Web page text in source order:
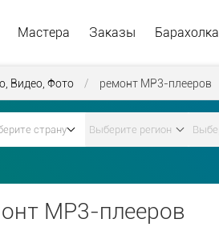
Мастера Заказы Барахолка
Видео, Фото / ремонт МР3-плееров
МР3-плееров